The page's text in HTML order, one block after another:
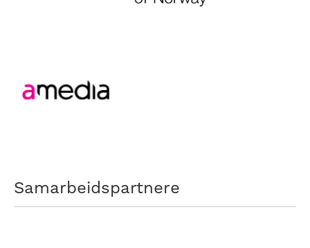
Samarbeidspartnere